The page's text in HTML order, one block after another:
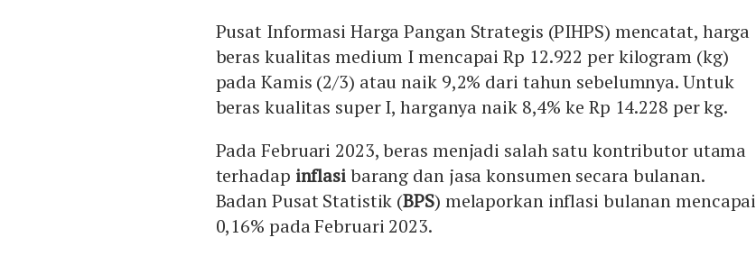
Pusat Informasi Harga Pangan Strategis (PIHPS) mencatat, harga
beras kualitas medium I mencapai Rp 12.922 per kilogram (kg)
pada Kamis (2/3) atau naik 9,2% dari tahun sebelumnya. Untuk
beras kualitas super I, harganya naik 8,4% ke Rp 14.228 per kg.
Pada Februari 2023, beras menjadi salah satu kontributor utama
terhadap inflasibarang dan jasa konsumen secara bulanan.
Badan Pusat Statistik (BPS) melaporkan inflasi bulanan mencapai
0,16% pada Februari 2023.